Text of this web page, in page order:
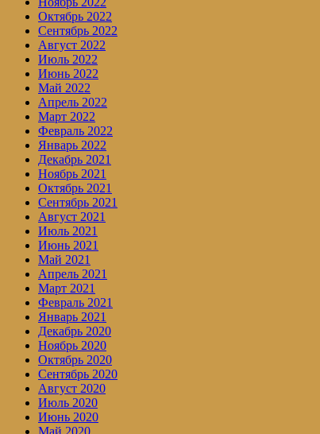
Октябрь 2022
Сентябрь 2022
Август 2022
Июль 2022
Июнь 2022
Май 2022
Апрель 2022
Март 2022
Февраль 2022
Январь 2022
Декабрь 2021
Ноябрь 2021
Октябрь 2021
Сентябрь 2021
Август 2021
Июль 2021
Июнь 2021
Май 2021
Апрель 2021
Март 2021
Февраль 2021
Январь 2021
Декабрь 2020
Ноябрь 2020
Октябрь 2020
Сентябрь 2020
Август 2020
Июль 2020
Июнь 2020
Май 2020